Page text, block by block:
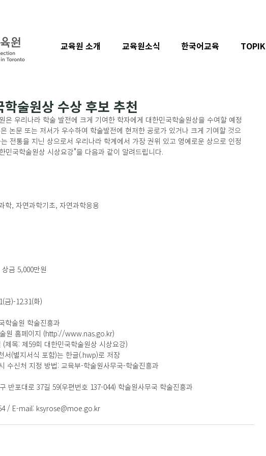
술원상 수상 후보 추천
은 우리나라 학술 발전에 크게 기여한 학자에게 대한민국학술원상을 수여할 예정
논문 또는 저서가 우수하여 학술발전에 현저한 공로가 있거나 크게 기여할 것으
전통을 지닌 상으로서 우리나라 학계에서 가장 권위 있고 영예로운 상으로 인정
민국학술원상 시상요강"을 다음과 같이 알려드립니다.
, 자연과학기초, 자연과학응용
금 5,000만원
금)-12.31(화)
학술원 학술진흥과
원 홈페이지 (http://www.nas.go.kr)
(제목: 제59회 대한민국학술원상 시상요강)
천서(별지서식 포함)는 한글(.hwp)로 저장
자문서 송부시 수신처 지정 방법: 교육부-학술원사무국-학술진흥과
반포대로 37길 59(우편번호 137-044) 학술원사무국 학술진흥과
/ E-mail: ksyrose@moe.go.kr
교육원 소개 교육원소식 한국어교육 TOPIK